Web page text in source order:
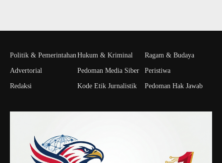
Politik & Pemerintahan
Advertorial
Redaksi
Hukum & Kriminal
Pedoman Media Siber
Kode Etik Jurnalistik
Ragam & Budaya
Peristiwa
Pedoman Hak Jawab